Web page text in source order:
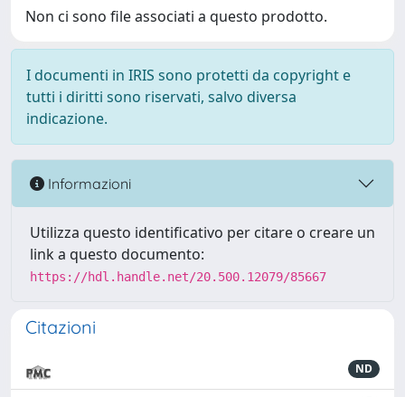
Non ci sono file associati a questo prodotto.
I documenti in IRIS sono protetti da copyright e
tutti i diritti sono riservati, salvo diversa
indicazione.
Informazioni
Utilizza questo identificativo per citare o creare un
link a questo documento:
https://hdl.handle.net/20.500.12079/85667
Citazioni
ND